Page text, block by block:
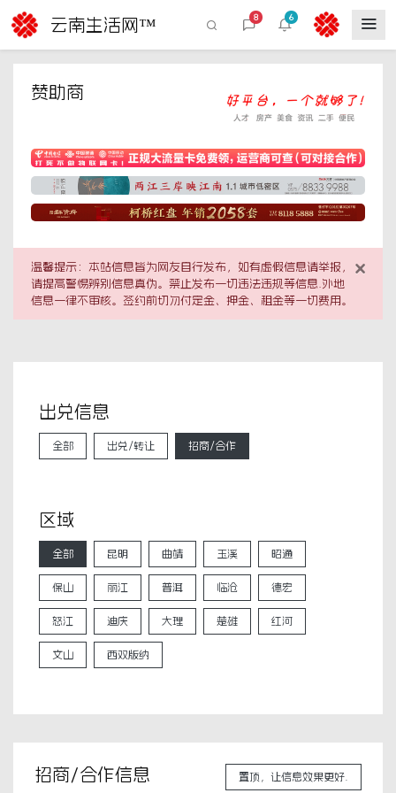
云南生活网™ 8 6
赞助商
×
温馨提示：本站信息皆为网友自行发布，如有虚假信息请举报，
请提高警惕辨别信息真伪。禁止发布一切违法违规等信息.外地
信息一律不审核。签约前切勿付定金、押金、租金等一切费用。
出兑信息
全部 出兑/转让 招商/合作
区域
全部 昆明 曲靖 玉溪 昭通
保山 丽江 普洱 临沧 德宏
怒江 迪庆 大理 楚雄 红河
文山 西双版纳
招商/合作信息 置顶，让信息效果更好.